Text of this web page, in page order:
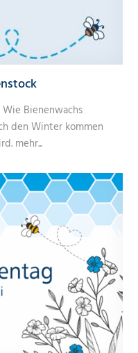
Bienenwachs
den Winter kommen
mehr...